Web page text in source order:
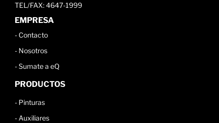
TEL/FAX: 4647-1999
EMPRESA
- Contacto
- Nosotros
-Sumate a eQ
PRODUCTOS
- Pinturas
- Auxiliares